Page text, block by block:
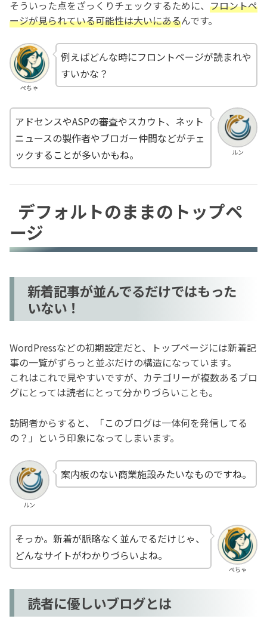
そういった点をざっくりチェックするために、 フロントペ
ージが見られている可能性は大いにあるんです。
ぺちゃ
例えばどんな時にフロントページが読まれや
すいかな？
ルン
アドセンスやASPの審査やスカウト、ネット
ニュースの製作者やブロガー仲間などがチェ
ックすることが多いかもね。
デフォルトのままのトップペ
ージ
新着記事が並んでるだけではもった
いない！
WordPressなどの初期設定だと、トップページには新着記
事の一覧がずらっと並ぶだけの構造になっています。
これはこれで見やすいですが、カテゴリーが複数あるブロ
グにとっては読者にとって分かりづらいことも。
訪問者からすると、「このブログは一体何を発信してる
の？」という印象になってしまいます。
ルン
案内板のない商業施設みたいなものですね。
ぺちゃ
そっか。新着が脈略なく並んでるだけじゃ、
どんなサイトがわかりづらいよね。
読者に優しいブログとは